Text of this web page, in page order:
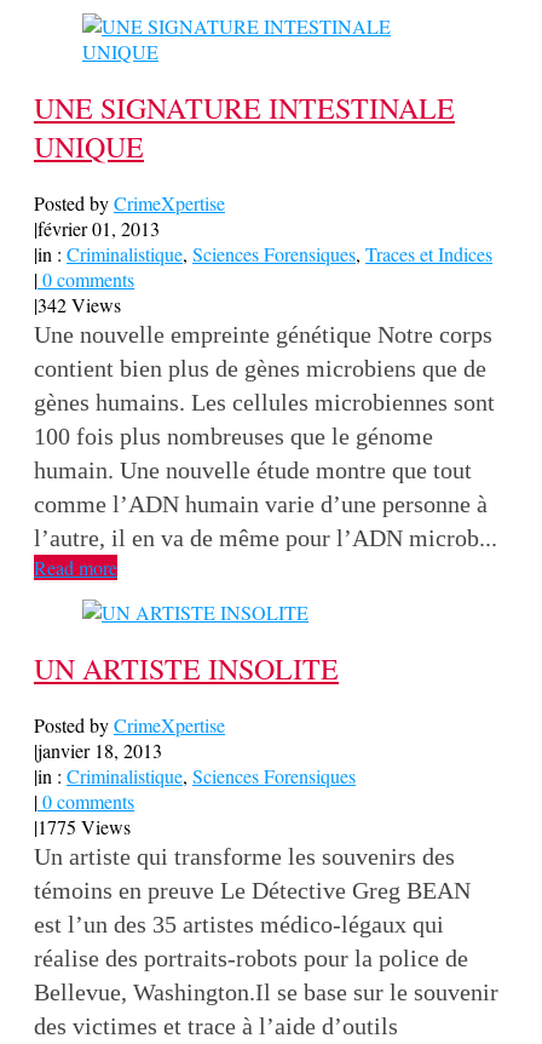
UNE SIGNATURE INTESTINALE
UNIQUE
Posted byCrimeXpertise
|février 01, 2013
|in : Criminalistique, Sciences Forensiques, Traces et Indices
|0 comments
|342 Views
Une nouvelle empreinte génétique Notre corps
contient bien plus de gènes microbiens que de
gènes humains. Les cellules microbiennes sont
100 fois plus nombreuses que le génome
humain. Une nouvelle étude montre que tout
comme l’ADN humain varie d’une personne à
l’autre, il en va de même pour l’ADN microb...
Read more
UN ARTISTE INSOLITE
Posted byCrimeXpertise
|janvier 18, 2013
|in : Criminalistique, Sciences Forensiques
|0 comments
|1775 Views
Un artiste qui transforme les souvenirs des
témoins en preuve Le Détective Greg BEAN
est l’un des 35 artistes médico-légaux qui
réalise des portraits-robots pour la police de
Bellevue, Washington.Il se base sur le souvenir
des victimes et trace à l’aide d’outils